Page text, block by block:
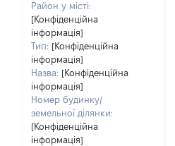
Район у місті:
[Конфіденційна
інформація]
Тип: [Конфіденційна
інформація]
Назва: [Конфіденційна
інформація]
Номер будинку/
земельної ділянки:
[Конфіденційна
інформація]